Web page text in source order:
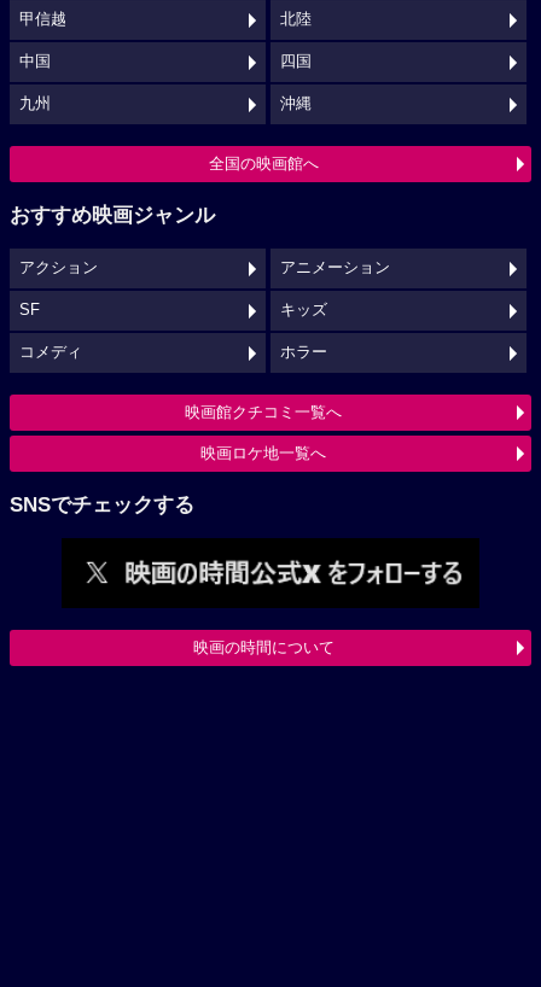
甲信越 北陸
中国 四国
九州 沖縄
全国の映画館へ
おすすめ映画ジャンル
アクション アニメーション
SF キッズ
コメディ ホラー
映画館クチコミ一覧へ
映画ロケ地一覧へ
SNSでチェックする
映画の時間について